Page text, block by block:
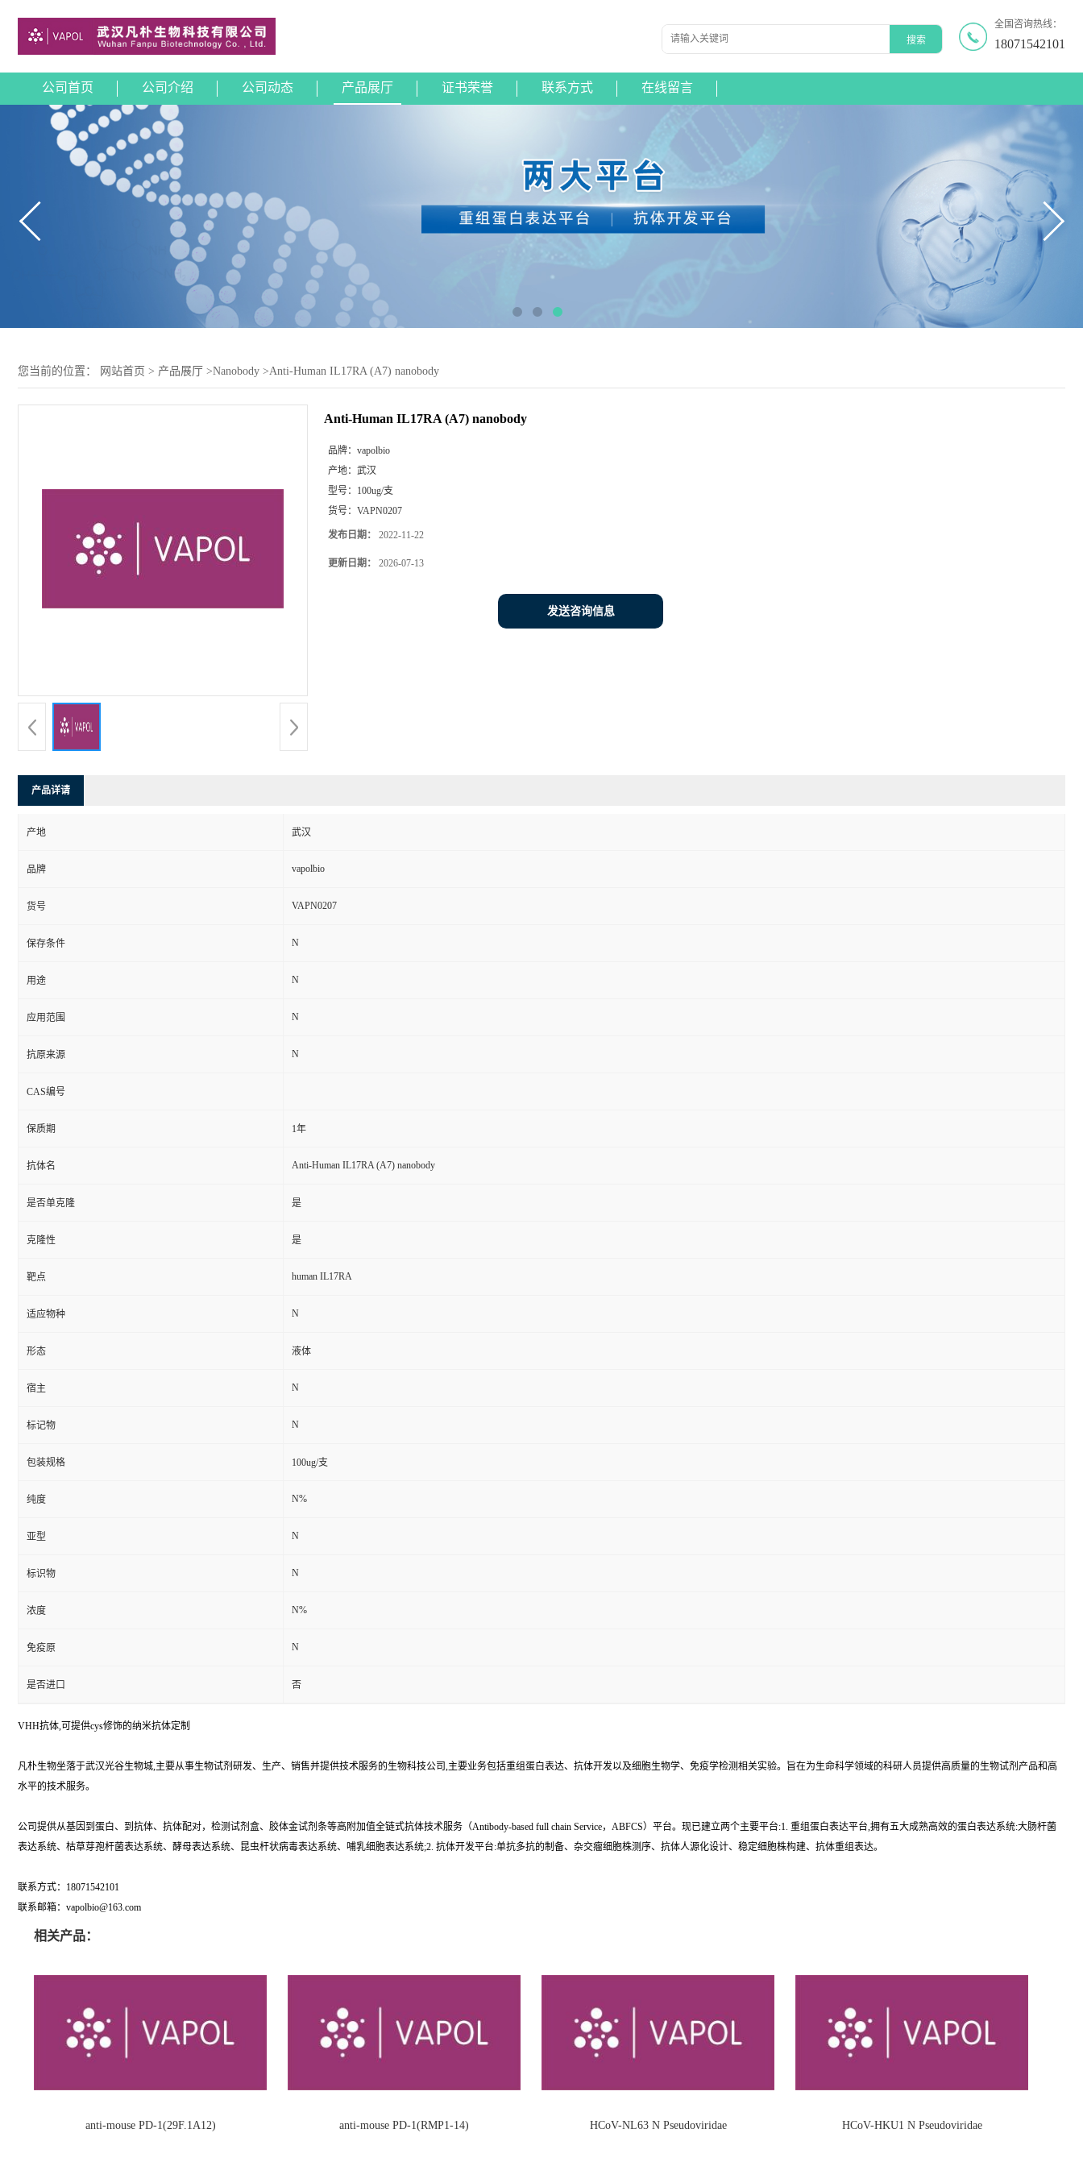
全国咨询热线：
18071542101
公司首页 公司介绍 公司动态 产品展厅 证书荣誉 联系方式 在线留言
您当前的位置： 网站首页 > 产品展厅 >Nanobody >Anti-Human IL17RA (A7) nanobody
Anti-Human IL17RA (A7) nanobody
品牌： vapolbio
产地： 武汉
型号： 100ug/支
货号： VAPN0207
发布日期： 2022-11-22
更新日期： 2026-07-13
发送咨询信息
产品详请
产地 武汉
品牌 vapolbio
货号 VAPN0207
保存条件 N
用途 N
应用范围 N
抗原来源 N
CAS编号
保质期 1年
抗体名 Anti-Human IL17RA (A7) nanobody
是否单克隆 是
克隆性 是
靶点 human IL17RA
适应物种 N
形态 液体
宿主 N
标记物 N
包装规格 100ug/支
纯度 N%
亚型 N
标识物 N
浓度 N%
免疫原 N
是否进口 否
VHH抗体,可提供cys修饰的纳米抗体定制
凡朴生物坐落于武汉光谷生物城,主要从事生物试剂研发、生产、销售并提供技术服务的生物科技公司,主要业务包括重组蛋白表达、抗体开发以及细胞生物学、免疫学检测相关实验。旨在为生命科学领域的科研人员提供高质量的生物试剂产品和高
水平的技术服务。
公司提供从基因到蛋白、到抗体、抗体配对，检测试剂盒、胶体金试剂条等高附加值全链式抗体技术服务（Antibody-based full chain Service，ABFCS）平台。现已建立两个主要平台:1. 重组蛋白表达平台,拥有五大成熟高效的蛋白表达系统:大肠杆菌
表达系统、枯草芽孢杆菌表达系统、酵母表达系统、昆虫杆状病毒表达系统、哺乳细胞表达系统;2. 抗体开发平台:单抗多抗的制备、杂交瘤细胞株测序、抗体人源化设计、稳定细胞株构建、抗体重组表达。
联系方式：18071542101
联系邮箱：vapolbio@163.com
相关产品：
anti-mouse PD-1(29F.1A12) anti-mouse PD-1(RMP1-14) HCoV-NL63 N Pseudoviridae HCoV-HKU1 N Pseudoviridae